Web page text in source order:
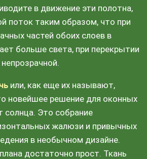
в движение эти полотна,
поток таким образом, что при
частей обоих слоев в
больше света, при перекрытии
или, как еще их называют,
новейшее решение для оконных
Это собрание
жалюзи и привычных
в необычном дизайне.
достаточно прост. Ткань